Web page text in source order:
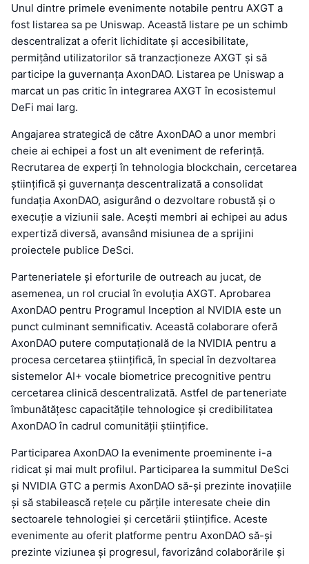
Unul dintre primele evenimente notabile pentru AXGT a
fost listarea sa pe Uniswap. Această listare pe un schimb
descentralizat a oferit lichiditate și accesibilitate,
permițând utilizatorilor să tranzacționeze AXGT și să
participe la guvernanța AxonDAO. Listarea pe Uniswap a
marcat un pas critic în integrarea AXGT în ecosistemul
DeFi mai larg.
Angajarea strategică de către AxonDAO a unor membri
cheie ai echipei a fost un alt eveniment de referință.
Recrutarea de experți în tehnologia blockchain, cercetarea
științifică și guvernanța descentralizată a consolidat
fundația AxonDAO, asigurând o dezvoltare robustă și o
execuție a viziunii sale. Acești membri ai echipei au adus
expertiză diversă, avansând misiunea de a sprijini
proiectele publice DeSci.
Parteneriatele și eforturile de outreach au jucat, de
asemenea, un rol crucial în evoluția AXGT. Aprobarea
AxonDAO pentru Programul Inception al NVIDIA este un
punct culminant semnificativ. Această colaborare oferă
AxonDAO putere computațională de la NVIDIA pentru a
procesa cercetarea științifică, în special în dezvoltarea
sistemelor AI+ vocale biometrice precognitive pentru
cercetarea clinică descentralizată. Astfel de parteneriate
îmbunătățesc capacitățile tehnologice și credibilitatea
AxonDAO în cadrul comunității științifice.
Participarea AxonDAO la evenimente proeminente i-a
ridicat și mai mult profilul. Participarea la summitul DeSci
și NVIDIA GTC a permis AxonDAO să-și prezinte inovațiile
și să stabilească rețele cu părțile interesate cheie din
sectoarele tehnologiei și cercetării științifice. Aceste
evenimente au oferit platforme pentru AxonDAO să-și
prezinte viziunea și progresul, favorizând colaborările și